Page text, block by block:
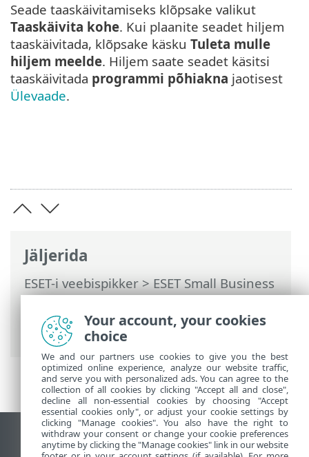
Jäljerida
ESET-i veebispikker>ESET Small Business
Security>Töötamine programmiga ESET
Small Business Security>Uuendamine>
Dialoogiaken – taaskäivitamine on nõutav
Seade taaskäivitamiseks klõpsake valikut
Taaskäivita kohe. Kui plaanite seadet hiljem
taaskäivitada, klõpsake käsku Tuleta mulle
hiljem meelde. Hiljem saate seadet käsitsi
taaskäivitada programmi põhiakna jaotisest
Ülevaade.
Vaata tavaarvutile mõeldud veebilehte
Your account, your cookies
choice
We and our partners use cookies to give you the best
optimized online experience, analyze our website traffic,
and serve you with personalized ads. You can agree to the
collection of all cookies by clicking "Accept all and close",
decline all non-essential cookies by choosing "Accept
essential cookies only", or adjust your cookie settings by
clicking "Manage cookies". You also have the right to
withdraw your consent or change your cookie preferences
anytime by clicking the "Manage cookies" link in our website